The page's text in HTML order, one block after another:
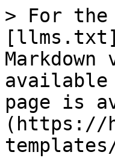
> For the
available
page is
(https://